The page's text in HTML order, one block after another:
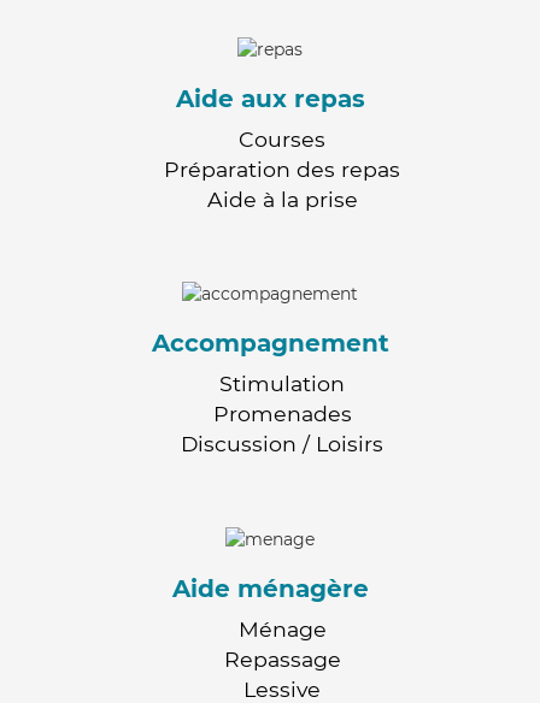
Aide aux repas
Courses
Préparation des repas
Aide à la prise
Accompagnement
Stimulation
Promenades
Discussion / Loisirs
Aide ménagère
Ménage
Repassage
Lessive